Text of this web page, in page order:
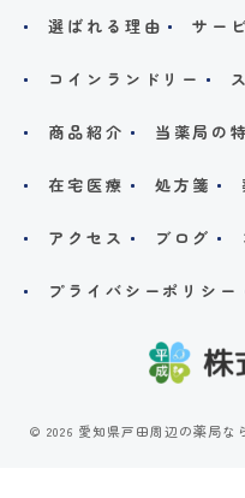
選ばれる理由 サー
コインランドリー
商品紹介 当薬局の
在宅医療 処方箋
アクセス ブログ
プライバシーポリシー
© 2026 愛知県戸田周辺の薬局な